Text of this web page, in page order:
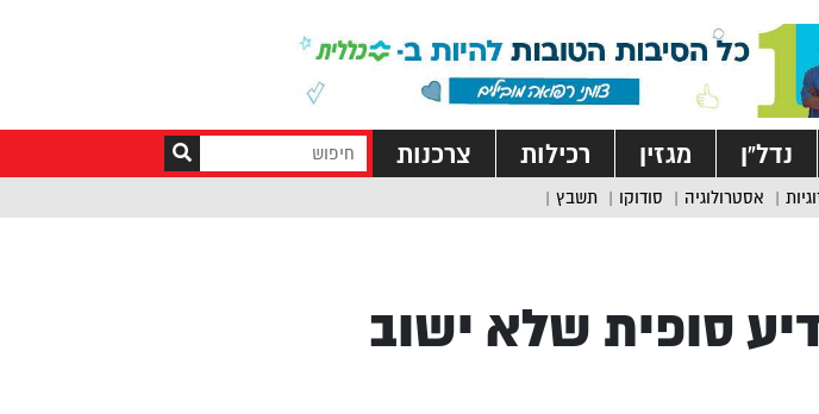
נדל”ן מגזין רכילות צרכנות
אסטרולוגיה סודוקו תשבץ
סופית שלא ישוב